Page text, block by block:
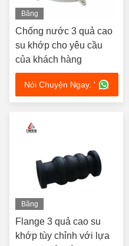
Băng
hình
Chống nước 3 quả cao
su khớp cho yêu cầu
của khách hàng
Nói Chuyện Ngay. '
Băng
hình
Flange 3 quả cao su
khớp tùy chỉnh với lựa